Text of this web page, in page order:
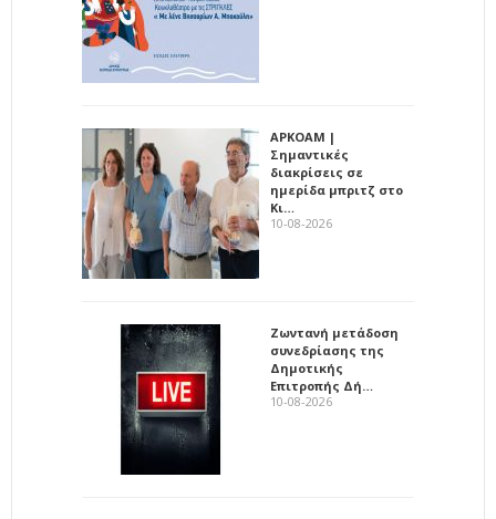
ΑΡΚΟΑΜ |
Σημαντικές
διακρίσεις σε
ημερίδα μπριτζ στο
Κι…
10-08-2026
Ζωντανή μετάδοση
συνεδρίασης της
Δημοτικής
Επιτροπής Δή…
10-08-2026